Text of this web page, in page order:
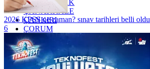
ZONGULDAK
ÇANAKKALE
ÇANKIRI
ÇORUM
İSTANBUL
İZMİR
ŞANLIURFA
ŞIRNAK
2026 KPSS ne zaman? sınav tarihleri belli oldu
6